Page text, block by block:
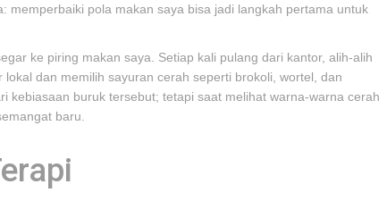
memperbaiki pola makan saya bisa jadi langkah pertama untuk
ke piring makan saya. Setiap kali pulang dari kantor, alih-alih
dan memilih sayuran cerah seperti brokoli, wortel, dan
kebiasaan buruk tersebut; tetapi saat melihat warna-warna cerah
baru.